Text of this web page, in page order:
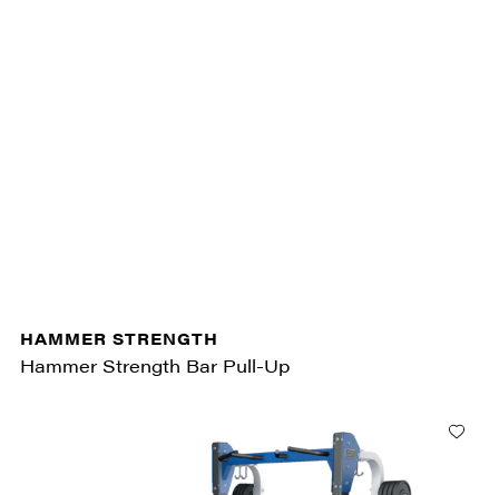
HAMMER STRENGTH
Hammer Strength Bar Pull-Up